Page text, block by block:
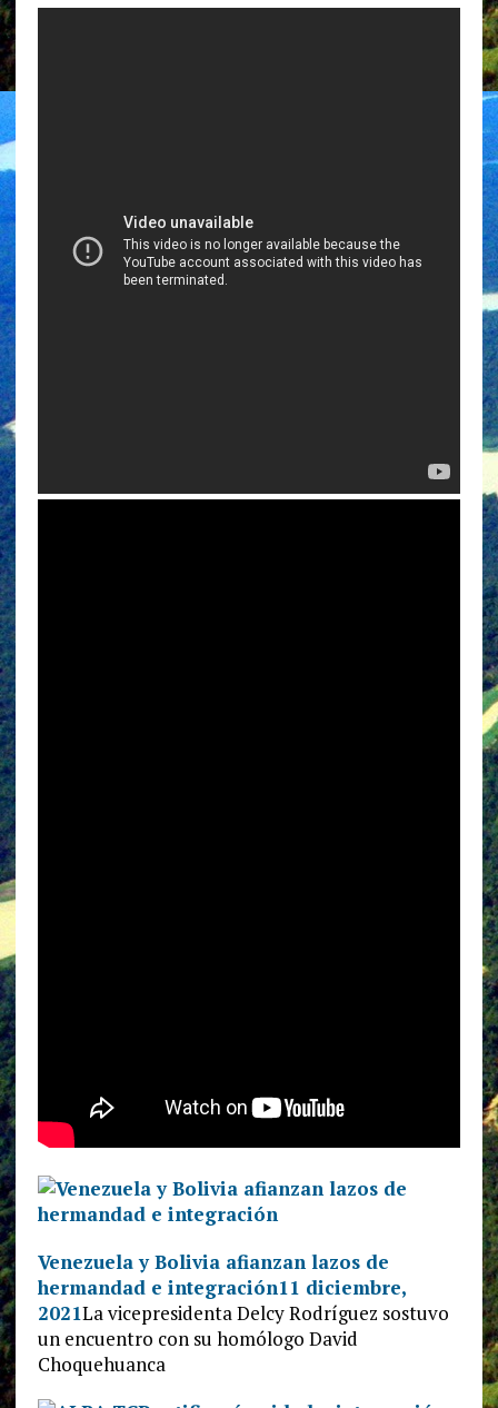
Venezuela y Bolivia afianzan lazos de
hermandad e integración11 diciembre,
2021La vicepresidenta Delcy Rodríguez sostuvo
un encuentro con su homólogo David
Choquehuanca